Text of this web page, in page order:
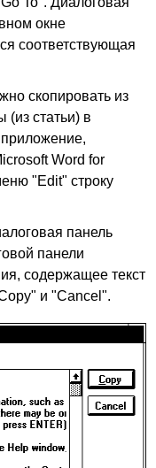
окне
соответствующая
скопировать из
(из статьи) в
Word for
"Edit" строку
панель
панели
содержащее текст
и "Cancel".